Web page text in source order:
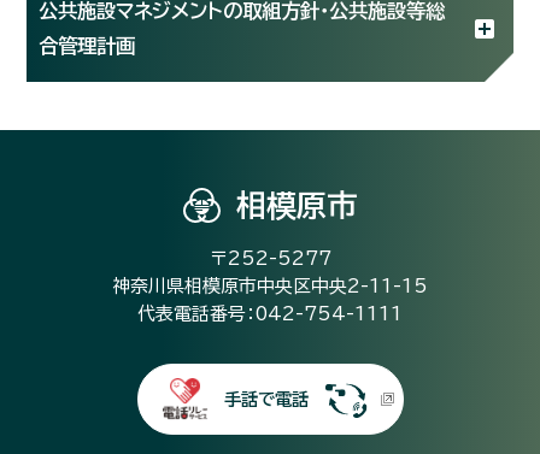
公共施設マネジメントの取組方針・公共施設等総
合管理計画
相模原市
〒252-5277
神奈川県相模原市中央区中央2-11-15
代表電話番号：042-754-1111
手話で電話